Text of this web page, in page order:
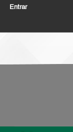
Entrar